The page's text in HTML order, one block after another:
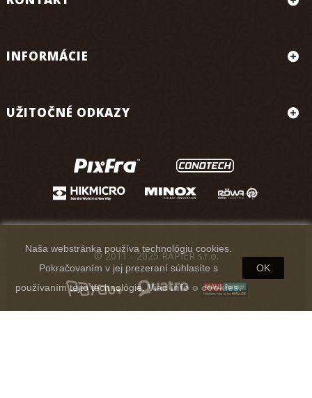
INFORMÁCIE
UŽITOČNÉ ODKAZY
Naša webstránka používa technológiu cookies.
Pokračovaním v jej prezeraní súhlasíte s
používaním tejto technológie.Viac info o cookies.
OK
© 2011 - 2025 RAPIER s.r.o.